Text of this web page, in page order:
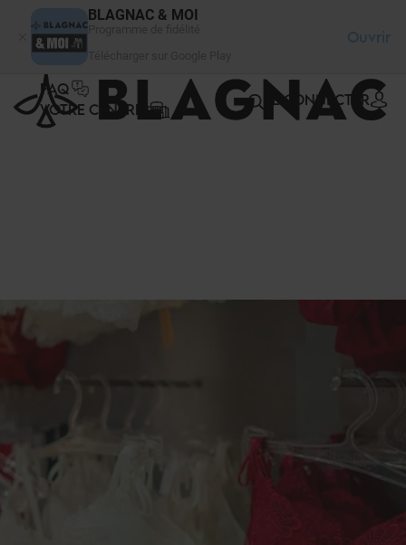
BLAGNAC & MOI
Ouvrir
FAQ
VOTRE CENTRE
SE CONNECTER
Panneau de gestion des cookies